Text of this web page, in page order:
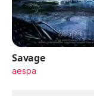
Savage
aespa